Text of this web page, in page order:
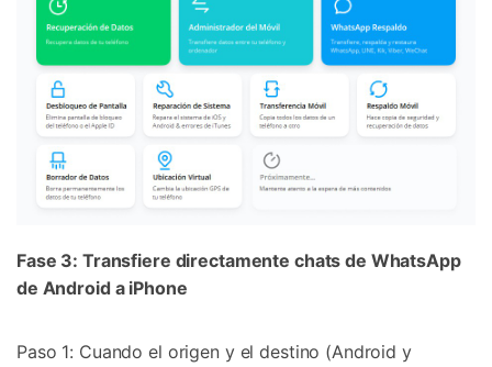
Fase 3: Transfiere directamente chats de WhatsApp
de Android a iPhone
Paso 1: Cuando el origen y el destino (Android y